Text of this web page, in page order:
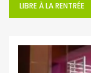
LIBRE À LA RENTRÉE